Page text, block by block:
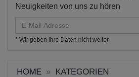
Neuigkeiten von uns zu hören
Mail
Adresse
* Wir geben Ihre Daten nicht weiter
HOME
KATEGORIEN